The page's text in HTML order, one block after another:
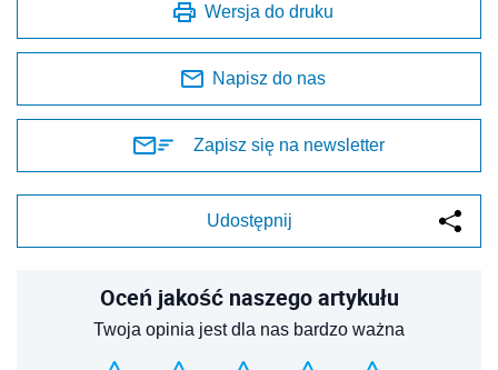
Wersja do druku
Napisz do nas
Zapisz się na newsletter
Udostępnij
Oceń jakość naszego artykułu
Twoja opinia jest dla nas bardzo ważna